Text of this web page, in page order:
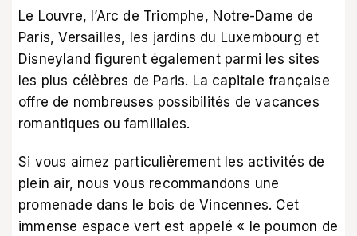
Le Louvre, l’Arc de Triomphe, Notre-Dame de
Paris, Versailles, les jardins du Luxembourg et
Disneyland figurent également parmi les sites
les plus célèbres de Paris. La capitale française
offre de nombreuses possibilités de vacances
romantiques ou familiales.
Si vous aimez particulièrement les activités de
plein air, nous vous recommandons une
promenade dans le bois de Vincennes. Cet
immense espace vert est appelé « le poumon de